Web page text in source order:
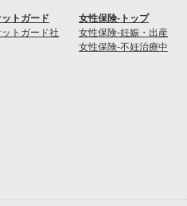
トガード
トガード社
女性保険-トップ
女性保険-妊娠・出産
女性保険-不妊治療中